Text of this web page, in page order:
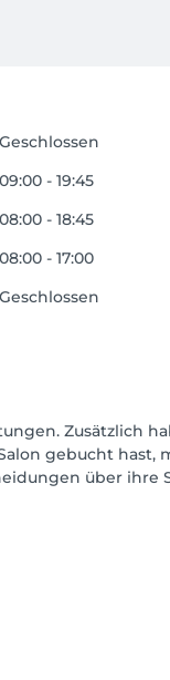
Geschlossen
09:00 - 19:45
08:00 - 18:45
08:00 - 17:00
Geschlossen
gebucht
über ihre